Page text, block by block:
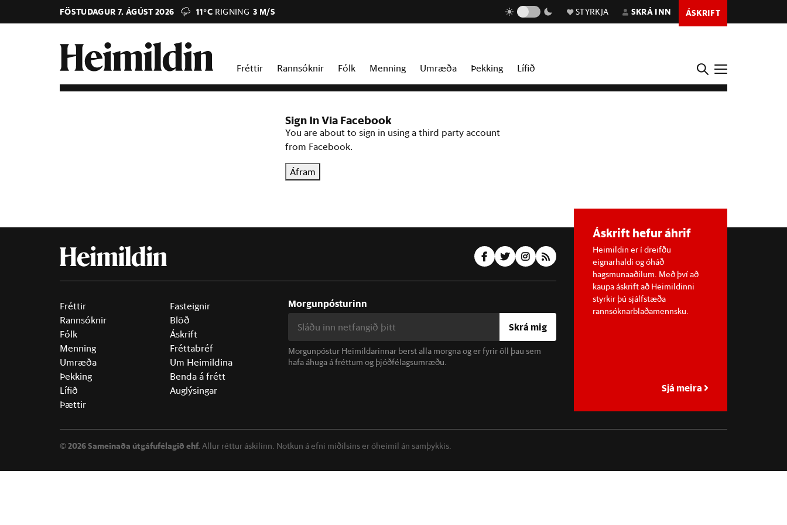
FÖSTUDAGUR 7. ÁGÚST 2026 11°C RIGNING 3 M/S STYRKJA SKRÁ INN ÁSKRIFT
Fréttir Rannsóknir Fólk Menning Umræða Þekking Lífið
Sign In Via Facebook
You are about to sign in using a third party account
from Facebook.
Áfram
Fréttir
Rannsóknir
Fólk
Menning
Umræða
Þekking
Lífið
Þættir
Fasteignir
Blöð
Áskrift
Fréttabréf
Um Heimildina
Benda á frétt
Auglýsingar
Morgunpósturinn
Skrá mig
Morgunpóstur Heimildarinnar berst alla morgna og er fyrir öll þau sem
hafa áhuga á fréttum og þjóðfélagsumræðu.
Áskrift hefur áhrif
Heimildin er í dreifðu
eignarhaldi og óháð
hagsmunaaðilum. Með því að
kaupa áskrift að Heimildinni
styrkir þú sjálfstæða
rannsóknarblaðamennsku.
Sjá meira
©2026 Sameinaða útgáfufélagið ehf. Allur réttur áskilinn. Notkun á efni miðilsins er óheimil án samþykkis.